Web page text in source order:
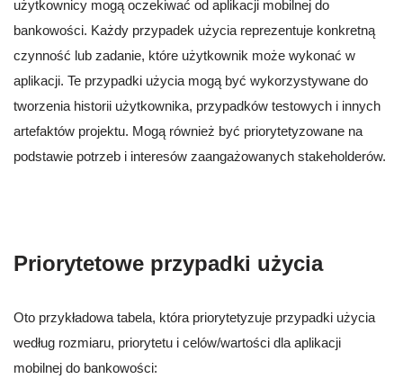
użytkownicy mogą oczekiwać od aplikacji mobilnej do
bankowości. Każdy przypadek użycia reprezentuje konkretną
czynność lub zadanie, które użytkownik może wykonać w
aplikacji. Te przypadki użycia mogą być wykorzystywane do
tworzenia historii użytkownika, przypadków testowych i innych
artefaktów projektu. Mogą również być priorytetyzowane na
podstawie potrzeb i interesów zaangażowanych stakeholderów.
Priorytetowe przypadki użycia
Oto przykładowa tabela, która priorytetyzuje przypadki użycia
według rozmiaru, priorytetu i celów/wartości dla aplikacji
mobilnej do bankowości: